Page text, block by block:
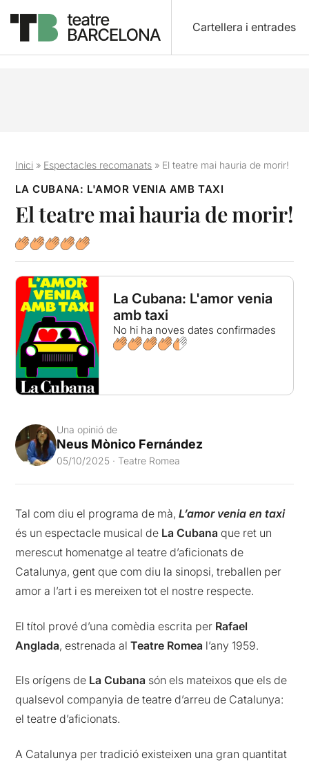
Cartellera i entrades
Inici » Espectacles recomanats » El teatre mai hauria de morir!
LA CUBANA: L'AMOR VENIA AMB TAXI
El teatre mai hauria de morir!
La Cubana: L'amor venia
amb taxi
No hi ha noves dates confirmades
Una opinió de
Neus Mònico Fernández
05/10/2025 · Teatre Romea
Tal com diu el programa de mà,L’amor venia en taxi
és un espectacle musical de La Cubana que ret un
merescut homenatge al teatre d’aficionats de
Catalunya, gent que com diu la sinopsi, treballen per
amor a l’art i es mereixen tot el nostre respecte.
El títol prové d’una comèdia escrita per Rafael
Anglada, estrenada alTeatre Romea l’any 1959.
Els orígens de La Cubana són els mateixos que els de
qualsevol companyia de teatre d’arreu de Catalunya:
el teatre d’aficionats.
A Catalunya per tradició existeixen una gran quantitat